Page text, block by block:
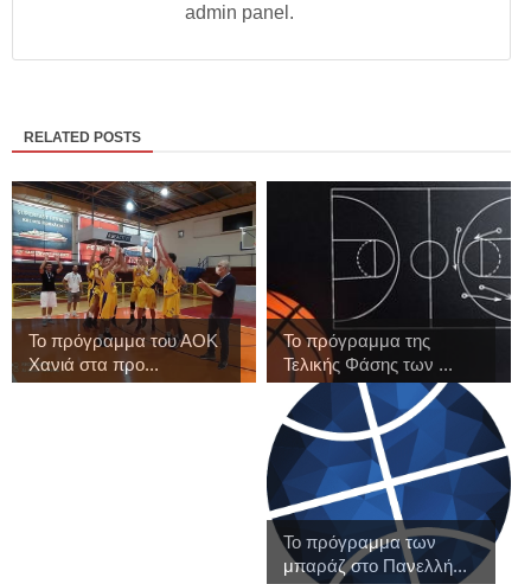
admin panel.
RELATED POSTS
Το πρόγραμμα του ΑΟΚ
Χανιά στα προ...
Το πρόγραμμα της
Τελικής Φάσης των ...
Το πρόγραμμα των
μπαράζ στο Πανελλή...